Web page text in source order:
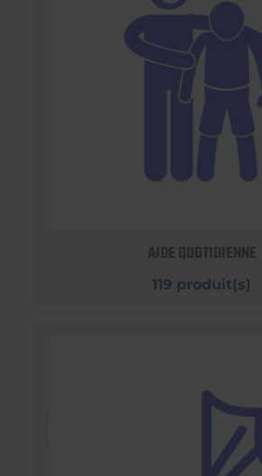
AIDE QUOTIDIENNE
119 produit(s)